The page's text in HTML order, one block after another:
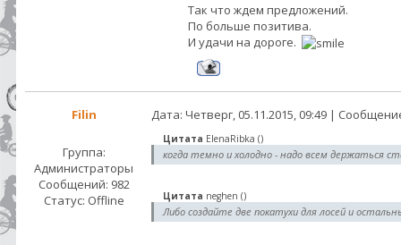
Так что ждем предложений.
По больше позитива.
И удачи на дороге.
Filin Дата: Четверг, 05.11.2015, 09:49 |
Группа:
Администраторы
Сообщений: 982
Статус: Offline
Цитата ElenaRibka ()
когда темно и холодно - надо всем держаться
Цитата neghen ()
Либо создайте две покатухи для лосей и